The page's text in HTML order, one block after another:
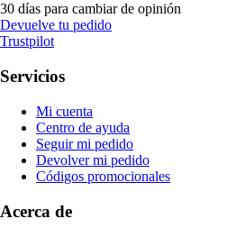
30 días para cambiar de opinión
Devuelve tu pedido
Trustpilot
Servicios
Mi cuenta
Centro de ayuda
Seguir mi pedido
Devolver mi pedido
Códigos promocionales
Acerca de